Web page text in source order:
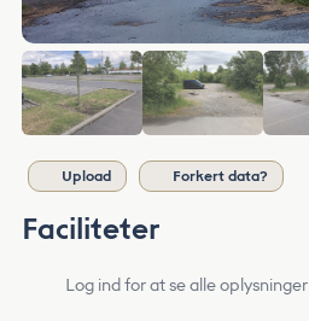
Upload Forkert data?
Faciliteter
Log ind for at se alle oplysninger